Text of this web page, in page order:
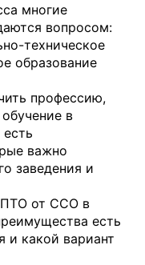
многие
вопросом:
техническое
образование
профессию,
в
важно
заведения и
ПТО от ССО в
есть
и какой вариант